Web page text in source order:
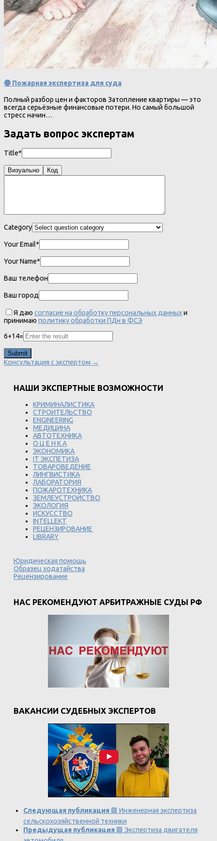
🔴 Пожарная экспертиза для суда
Полный разбор цен и факторов Затопление квартиры — это
всегда серьёзные финансовые потери. Но самый большой
стресс начин…
Задать вопрос экспертам
Title*
Визуально Код
Category
Your Email*
Your Name*
Ваш телефон
Ваш город
Я даю согласие на обработку персональных данныхи
принимаю политику обработки ПДн в ФСЭ
6+14=
Консультация с экспертом →
НАШИ ЭКСПЕРТНЫЕ ВОЗМОЖНОСТИ
КРИМИНАЛИСТИКА
СТРОИТЕЛЬСТВО
ENGINEERING
МЕДИЦИНА
АВТОТЕХНИКА
О Ц Е Н К А
ЭКОНОМИКА
IT ЭКСПЕТИЗА
ТОВАРОВЕДЕНИЕ
ЛИНГВИСТИКА
ЛАБОРАТОРИЯ
ПОЖАРОТЕХНИКА
ЗЕМЛЕУСТРОЙСТВО
ЭКОЛОГИЯ
ИСКУССТВО
INTELLEKT
РЕЦЕНЗИРОВАНИЕ
LIBRARY
Юридическая помощь
Образец ходатайства
Рецензирование
НАС РЕКОМЕНДУЮТ АРБИТРАЖНЫЕ СУДЫ РФ
ВАКАНСИИ СУДЕБНЫХ ЭКСПЕРТОВ
Следующая публикация 🟩 Инженерная экспертиза
сельскохозяйственной техники
Предыдущая публикация 🟩 Экспертиза двигателя